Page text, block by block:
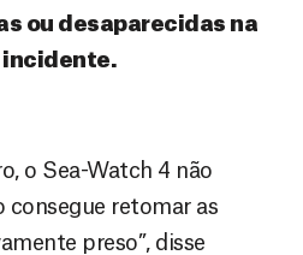
ou desaparecidas na
incidente.
o Sea-Watch 4 não
consegue retomar as
preso”, disse